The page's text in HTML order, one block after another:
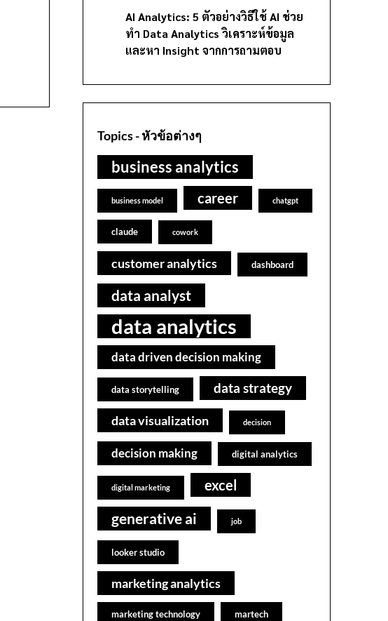
AI Analytics: 5 ตัวอย่างวิธีใช้ AI ช่วย
ทำ Data Analytics วิเคราะห์ข้อมูล
และหา Insight จากการถามตอบ
Topics - หัวข้อต่างๆ
business analytics
business model career chatgpt
claude cowork
customer analytics dashboard
data analyst
data analytics
data driven decision making
data storytelling data strategy
data visualization decision
decision making digital analytics
digital marketing excel
generative ai job
looker studio
marketing analytics
marketing technology martech